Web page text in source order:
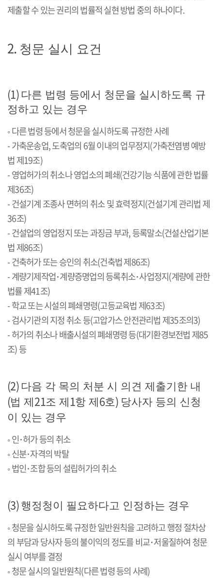
제출할 수 있는 권리의 법률적 실현 방법 중의 하나이다.
2. 청문 실시 요건
(1) 다른 법령 등에서 청문을 실시하도록 규
정하고 있는 경우
◦다른 법령 등에서 청문을 실시하도록 규정한 사례
-가축운송업,도축업의 6월 이내의 업무정지(가축전염병 예방
법 제19조)
-영업허가의 취소나 영업소의 폐쇄(건강기능 식품에 관한 법률
제36조)
-건설기계 조종사 면허의 취소 및 효력정지(건설기계 관리법 제
36조)
-건설업의 영업정지 또는 과징금 부과,등록말소(건설산업기본
법 제86조)
-건축허가 또는 승인의 취소(건축법 제86조)
-계량기제작업･계량증명업의등록취소･사업정지(계량에 관한
법률 제41조)
-학교 또는 시설의 폐쇄명령(고등교육법 제63조)
-검사기관의 지정 취소 등(고압가스 안전관리법 제35조의3)
-허가의 취소나 배출시설의 폐쇄명령 등(대기환경보전법 제85
조)등
(2) 다음 각 목의 처분 시 의견 제출기한 내
(법 제21조 제 1항 제6호) 당사자 등의 신청
이 있는 경우
◦인･허가등의 취소
◦신분･자격의박탈
◦법인･조합등의 설립허가의 취소
(3) 행정청이 필요하다고 인정하는 경우
◦청문을 실시하도록 규정한 일반원칙을 고려하고 행정 절차상
의 부담과 당사자 등의 불이익의 정도를 비교･저울질하여청문
실시 여부를 결정
◦청문 실시의 일반원칙(다른 법령 등의 사례)